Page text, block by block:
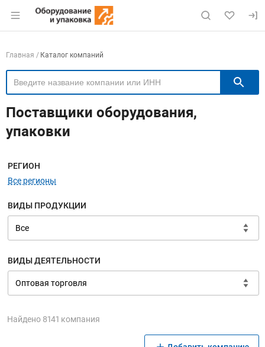
Раздел навигации по сайту eqinfo.ru
Навигация по компаниям
Главная Каталог компаний
Поставщики оборудования,
упаковки
Меню навигации
РЕГИОН
Все регионы
ВИДЫ ПРОДУКЦИИ
ВИДЫ ДЕЯТЕЛЬНОСТИ
Найдено 8141 компания